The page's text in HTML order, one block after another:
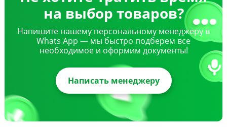
на выбор товаров?
Напишите нашему персональному менеджеру в
Whats App — мы быстро подберем все
необходимое и оформим документы!
Написать менеджеру